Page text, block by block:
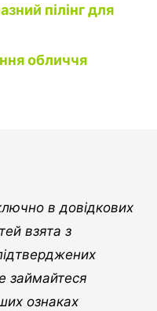
пілінг для
обличчя
в довідкових
взята з
займайтеся
ознаках